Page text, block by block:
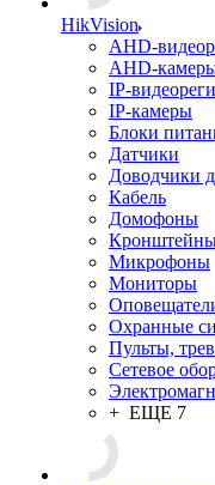
HikVision
AHD-
AHD-
IP-
IP-камеры
Блоки
Датчики
Доводчики
Кабель
Домофоны
Микрофоны
Мониторы
Охранные
Пульты,
Сетевое
+ ЕЩЕ 7